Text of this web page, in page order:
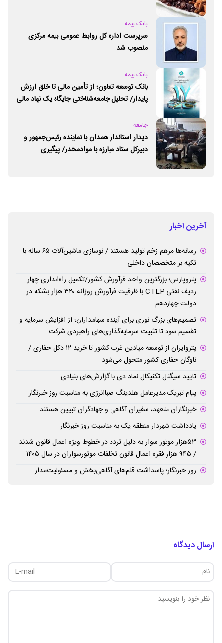
بانک بیمه
سرپرست اداره کل روابط عمومی بیمه مرکزی
منصوب شد
بانک بیمه
بانک توسعه تعاون؛ از تأمین مالی تا خلق ارزش
پایدار/ تحلیل جامعه‌شناختی جایگاه یک نهاد مالی
جامعه
دیدار استاندار همدان با نماینده رئیس‌جمهور و
دبیرکل ستاد مبارزه با موادمخدر/ پیگیری
آخرین اخبار
رسانه‌ها مرهم زخم تولید هستند / نوسازی ماشین‌آلات ۶۵ ساله با
تکیه بر متخصصان داخلی
پتروپارس؛ بزرگترین واحد فرآورش کشور/تکمیل راه‌اندازی چهار
ردیف نفتی CTEP با ظرفیت فرآورش روزانه ۳۲۰ هزار بشکه در
دولت چهاردهم
تصمیم‌های بزرگ نوری برای آینده سهامداران؛ از افزایش سرمایه و
تقسیم سود تا تثبیت سرمایه‌گذاری‌های راهبردی شرکت
پتروایران از توسعه میادین غرب کشور تا خرید ۱۲ دکل حفاری /
ناوگان حفاری کشور متحول می‌شود
تایید سیگنال تکنیکال نماد دی با گزارش‌های بنیادی
پیام تبریک مدیرعامل هلدینگ صباانرژی به مناسبت روز خبرنگار
خبرنگاران متعهد، سفیران آگاهی و جهادگران تبیین هستند
یادداشت شهردار منطقه یک به مناسبت روز خبرنگار
۵۳هزار موتور سوار به دلیل تردد در خطوط ویژه اعمال قانون شدند
/ ۹۴۵ هزار فقره اعمال قانون تخلفات موتورسواران در سال ۱۴۰۵
روز خبرنگار؛ پاسداشت قلم‌های آگاهی‌بخش و مسئولیت‌مدار
ارسال دیدگاه